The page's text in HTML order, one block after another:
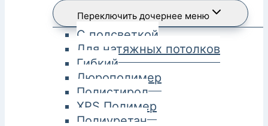
Переключить дочернее меню
С подсветкой
Для натяжных потолков
Гибкий
Дюрополимер
Полистирол
XPS Полимер
Полиуретан